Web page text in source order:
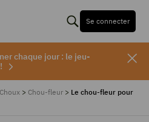
Se connecter
chaque jour : le jeu-
Choux > Chou-fleur > Le chou-fleur pour